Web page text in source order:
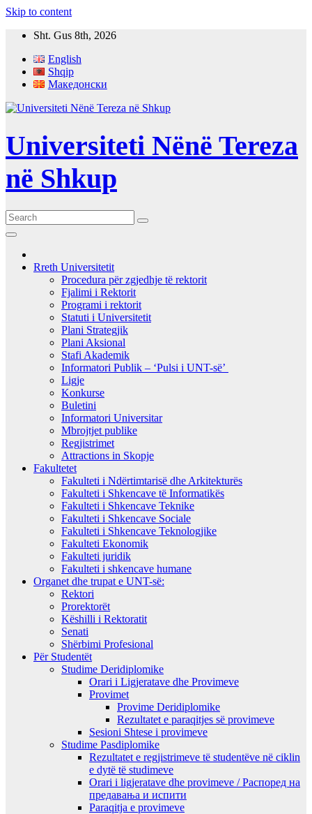
Skip to content
Sht. Gus 8th, 2026
English
Shqip
Македонски
Universiteti Nënë Tereza
në Shkup
Rreth Universitetit
Procedura për zgjedhje të rektorit
Fjalimi i Rektorit
Programi i rektorit
Statuti i Universitetit
Plani Strategjik
Plani Aksional
Stafi Akademik
Informatori Publik – ‘Pulsi i UNT-së’
Ligje
Konkurse
Buletini
Informatori Universitar
Mbrojtjet publike
Regjistrimet
Attractions in Skopje
Fakultetet
Fakulteti i Ndërtimtarisë dhe Arkitekturës
Fakulteti i Shkencave të Informatikës
Fakulteti i Shkencave Teknike
Fakulteti i Shkencave Sociale
Fakulteti i Shkencave Teknologjike
Fakulteti Ekonomik
Fakulteti juridik
Fakulteti i shkencave humane
Organet dhe trupat e UNT-së:
Rektori
Prorektorët
Këshilli i Rektoratit
Senati
Shërbimi Profesional
Për Studentët
Studime Deridiplomike
Orari i Ligjeratave dhe Provimeve
Provimet
Provime Deridiplomike
Rezultatet e paraqitjes së provimeve
Sesioni Shtese i provimeve
Studime Pasdiplomike
Rezultatet e regjistrimeve të studentëve në ciklin
e dytë të studimeve
Orari i ligjeratave dhe provimeve / Распоред на
предавањa и испити
Paraqitja e provimeve